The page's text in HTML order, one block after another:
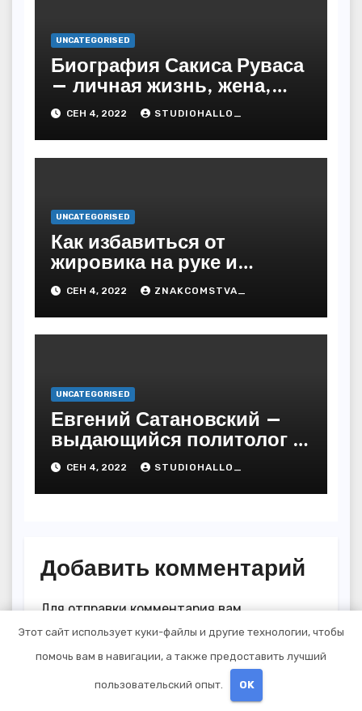
UNCATEGORISED
Биография Сакиса Руваса
— личная жизнь, жена,
дети. Главные моменты в
жизни и карьере
греческого певца
СЕН 4, 2022 STUDIOHALLO_
UNCATEGORISED
Как избавиться от
жировика на руке и
предупредить
последствия
СЕН 4, 2022 ZNAKCOMSTVA_
UNCATEGORISED
Евгений Сатановский —
выдающийся политолог и
публицист с бесподобной
биографией и
многочисленными
СЕН 4, 2022 STUDIOHALLO_
Добавить комментарий
Для отправки комментария вам
необходимоавторизоваться.
Этот сайт использует куки-файлы и другие технологии, чтобы
помочь вам в навигации, а также предоставить лучший
пользовательский опыт. OK